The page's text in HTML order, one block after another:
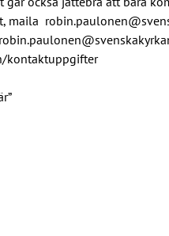
kontaktuppgifter